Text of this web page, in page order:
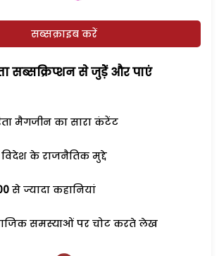
सब्सक्राइब करें
सब्सक्रिप्शन से जुड़ेें और पाएं
मैगजीन का सारा कंटेंट
के राजनैतिक मुद्दे
से ज्यादा कहानियां
समस्याओं पर चोट करते लेख